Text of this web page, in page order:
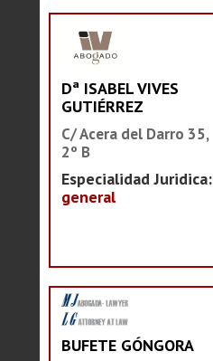
Dª ISABEL VIVES
GUTIÉRREZ
C/ Acera del Darro 35,
2º B
Especialidad Juridica:
general
BUFETE GÓNGORA